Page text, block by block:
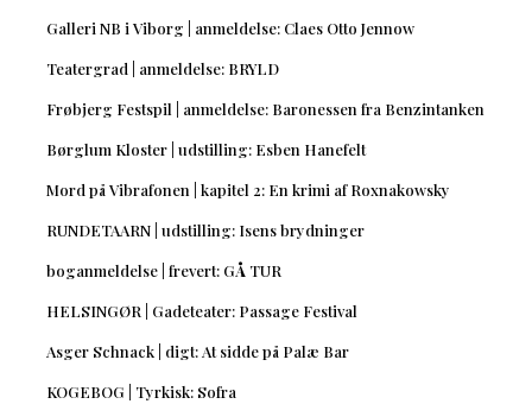
Galleri NB i Viborg | anmeldelse: Claes Otto Jennow
Teatergrad | anmeldelse: BRYLD
Frøbjerg Festspil | anmeldelse: Baronessen fra Benzintanken
Børglum Kloster | udstilling: Esben Hanefelt
Mord på Vibrafonen | kapitel 2: En krimi af Roxnakowsky
RUNDETAARN | udstilling: Isens brydninger
boganmeldelse | frevert: GÅ TUR
HELSINGØR | Gadeteater: Passage Festival
Asger Schnack | digt: At sidde på Palæ Bar
KOGEBOG | Tyrkisk: Sofra